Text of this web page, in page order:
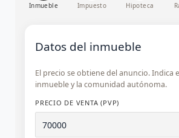
Inmueble Impuesto Hipoteca
Datos del inmueble
El precio se obtiene del anuncio. Indica
inmueble y la comunidad autónoma.
PRECIO DE VENTA (PVP)